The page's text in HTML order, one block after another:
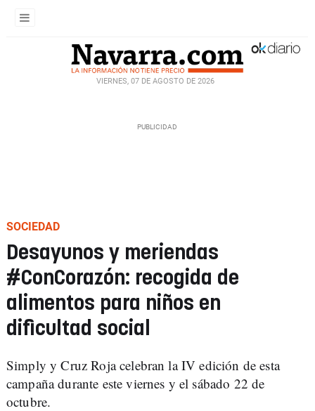
VIERNES, 07 DE AGOSTO DE 2026
SOCIEDAD
Desayunos y meriendas
#ConCorazón: recogida de
alimentos para niños en
dificultad social
Simply y Cruz Roja celebran la IV edición de esta
campaña durante este viernes y el sábado 22 de
octubre.